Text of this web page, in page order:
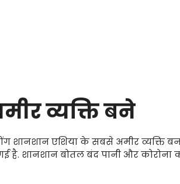
व्यक्ति बने
शानशान एशिया के सबसे अमीर व्यक्ति
है. शानशान बोतल बंद पानी और कोरोना